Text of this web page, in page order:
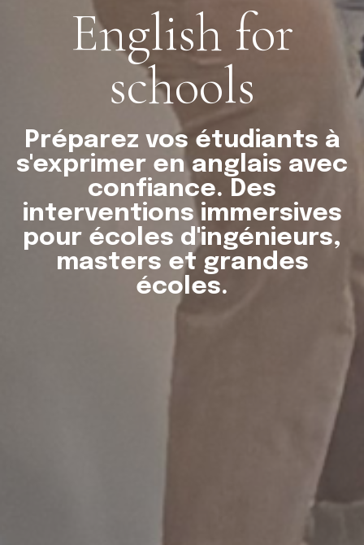
English for
schools
Préparez vos étudiants à
s'exprimer en anglais avec
confiance. Des
interventions immersives
pour écoles d'ingénieurs,
masters et grandes
écoles.